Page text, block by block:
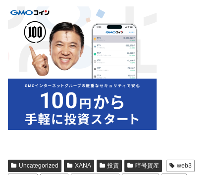
Uncategorized XANA 投資 暗号資産
web3